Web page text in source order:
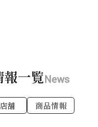
報一覧 News
舗 商品情報